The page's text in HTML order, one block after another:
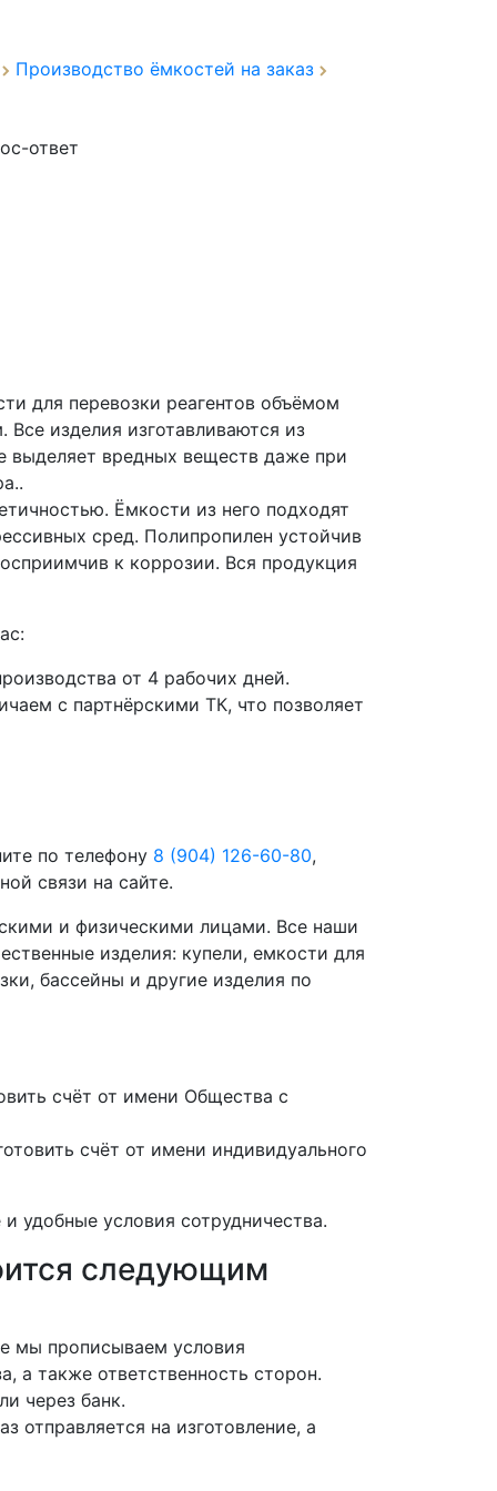
Производство ёмкостей на заказ
ответ
для перевозки реагентов объёмом
изделия изготавливаются из
выделяет вредных веществ даже при
Ёмкости из него подходят
сред. Полипропилен устойчив
к коррозии. Вся продукция
от 4 рабочих дней.
с партнёрскими ТК, что позволяет
по телефону 8 (904) 126-60-80,
связи на сайте.
и физическими лицами. Все наши
изделия: купели, емкости для
бассейны и другие изделия по
счёт от имени Общества с
счёт от имени индивидуального
удобные условия сотрудничества.
следующим
мы прописываем условия
а также ответственность сторон.
через банк.
отправляется на изготовление, а